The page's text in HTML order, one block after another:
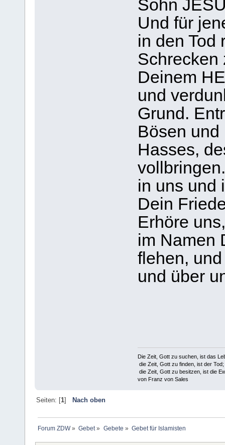
Sohn
Und für
in den Tod
Schrecken
Deinem
und
Grund.
Bösen
Hasses,
in uns und
Dein
Erhöre
im Namen
flehen,
und über
Die Zeit, Gott zu suchen, ist das
die Zeit, Gott zu finden, ist der Tod;
die Zeit, Gott zu besitzen, ist die
von Franz von Sales
Seiten: [1] Nach oben
Forum ZDW» Gebet » Gebete » Gebet für Islamisten